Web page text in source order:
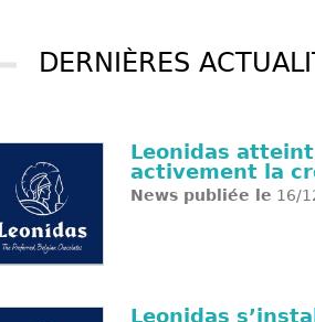
DERNIÈRES
Leonidas
activement la
News publiée le 16/
Leonidas